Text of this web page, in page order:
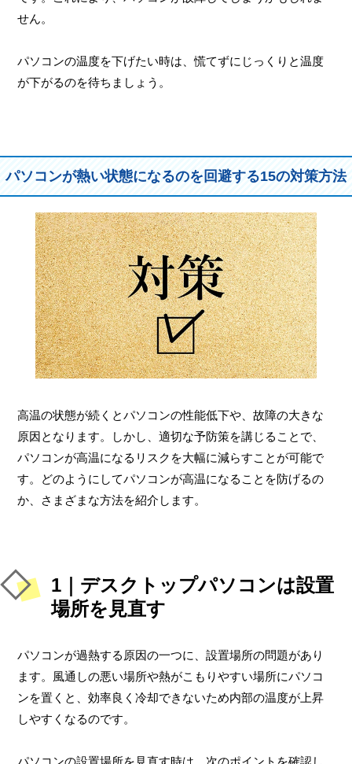
せん。
パソコンの温度を下げたい時は、慌てずにじっくりと温度
が下がるのを待ちましょう。
パソコンが熱い状態になるのを回避する15の対策方法
高温の状態が続くとパソコンの性能低下や、故障の大きな
原因となります。しかし、適切な予防策を講じることで、
パソコンが高温になるリスクを大幅に減らすことが可能で
す。どのようにしてパソコンが高温になることを防げるの
か、さまざまな方法を紹介します。
1｜デスクトップパソコンは設置
場所を見直す
パソコンが過熱する原因の一つに、設置場所の問題があり
ます。風通しの悪い場所や熱がこもりやすい場所にパソコ
ンを置くと、効率良く冷却できないため内部の温度が上昇
しやすくなるのです。
パソコンの設置場所を見直す時は、次のポイントを確認し